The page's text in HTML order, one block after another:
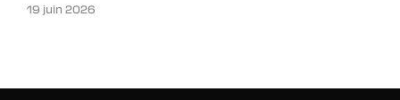
19 juin 2026